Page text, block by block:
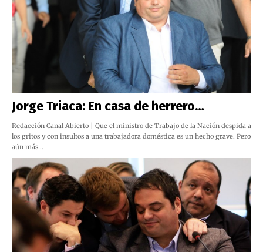
Jorge Triaca: En casa de herrero…
Redacción Canal Abierto | Que el ministro de Trabajo de la Nación despida a
los gritos y con insultos a una trabajadora doméstica es un hecho grave. Pero
aún más…